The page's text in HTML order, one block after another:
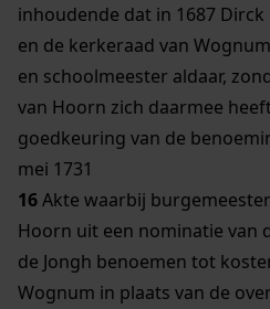
inhoudende dat in 1687
en de kerkeraad van
en schoolmeester aldaar,
van Hoorn zich daarmee
goedkeuring van de
mei 1731
16Akte waarbij
Hoorn uit een nominatie van
de Jongh benoemen tot
Wognum in plaats van de